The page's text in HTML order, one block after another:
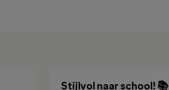
Stijlvol naar school! 📚